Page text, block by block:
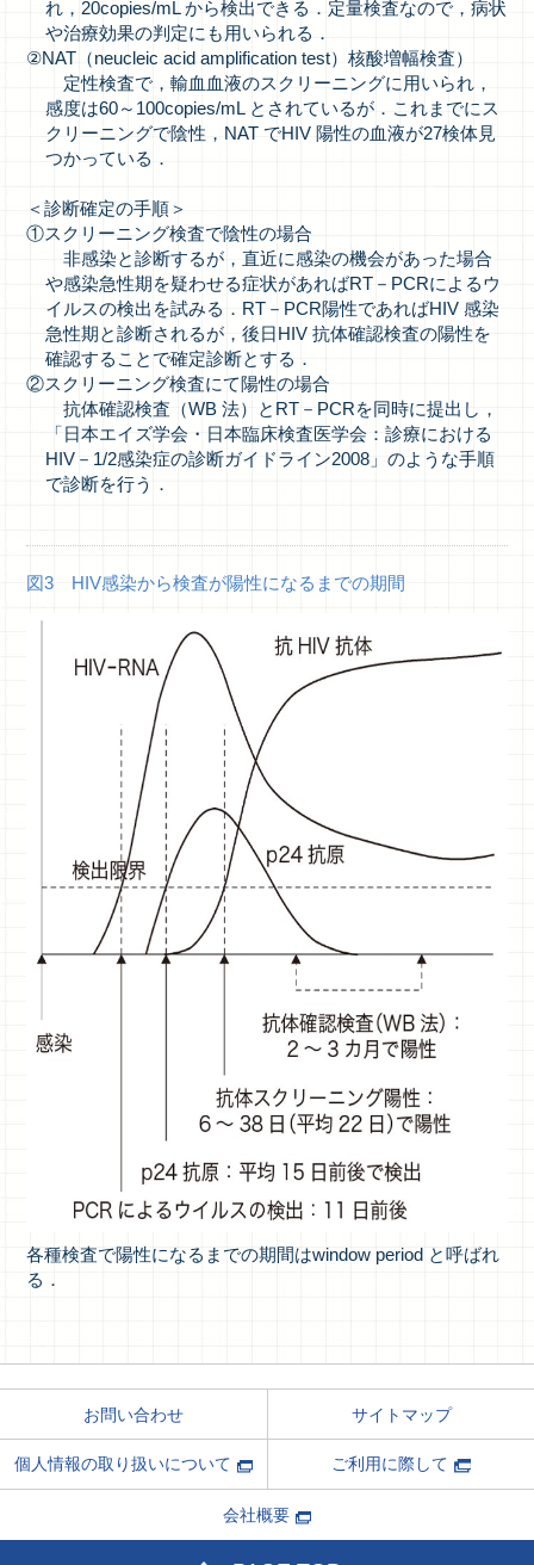
れ，20copies/mL から検出できる．定量検査なので，病状
や治療効果の判定にも用いられる．
②NAT（neucleic acid amplification test）核酸増幅検査）
定性検査で，輸血血液のスクリーニングに用いられ，
感度は60～100copies/mL とされているが．これまでにス
クリーニングで陰性，NAT でHIV 陽性の血液が27検体見
つかっている．
＜診断確定の手順＞
①スクリーニング検査で陰性の場合
非感染と診断するが，直近に感染の機会があった場合
や感染急性期を疑わせる症状があればRT－PCRによるウ
イルスの検出を試みる．RT－PCR陽性であればHIV 感染
急性期と診断されるが，後日HIV 抗体確認検査の陽性を
確認することで確定診断とする．
②スクリーニング検査にて陽性の場合
抗体確認検査（WB 法）とRT－PCRを同時に提出し，
「日本エイズ学会・日本臨床検査医学会：診療における
HIV－1/2感染症の診断ガイドライン2008」のような手順
で診断を行う．
図3 HIV感染から検査が陽性になるまでの期間
各種検査で陽性になるまでの期間はwindow period と呼ばれ
る．
お問い合わせ サイトマップ
個人情報の取り扱いについて ご利用に際して
会社概要